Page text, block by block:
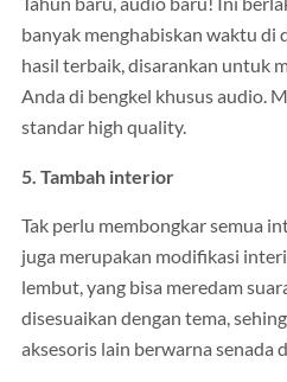
banyak menghabiskan waktu di
hasil terbaik, disarankan untuk
Anda di bengkel khusus audio.
standar high quality.
5. Tambah interior
Tak perlu membongkar semua
juga merupakan modifikasi
lembut, yang bisa meredam
disesuaikan dengan tema,
aksesoris lain berwarna senada